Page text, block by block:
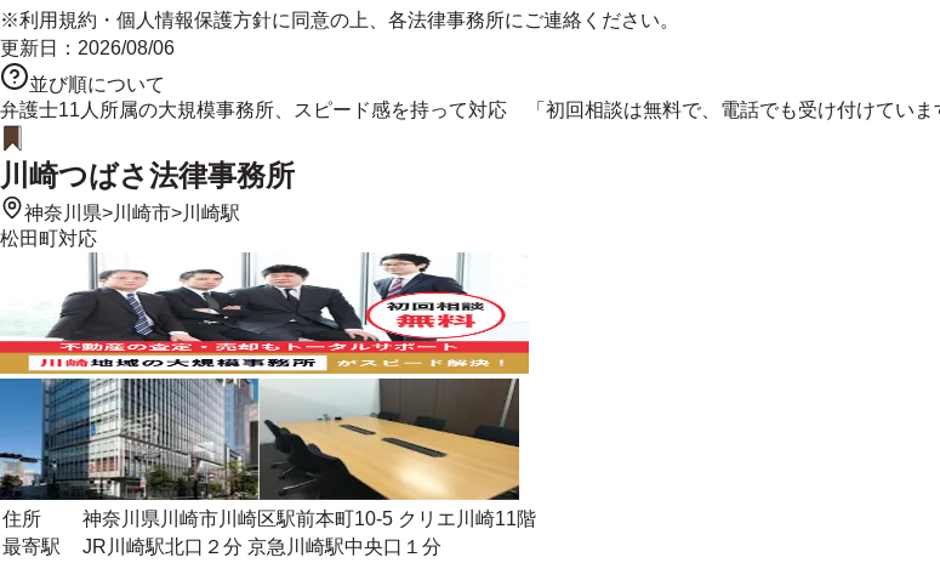
※利用規約 ・ 個人情報保護方針に同意の上、各法律事務所にご連絡ください。
更新日： 2026/08/06
並び順について
弁護士11人所属の大規模事務所、スピード感を持って対応 「初回相談は無料で、電話でも受け付けていま
川崎つばさ法律事務所
神奈川県>川崎市>川崎駅
松田町対応
住所
神奈川県川崎市川崎区駅前本町10-5 クリエ川崎11階
最寄駅
JR川崎駅北口２分 京急川崎駅中央口１分